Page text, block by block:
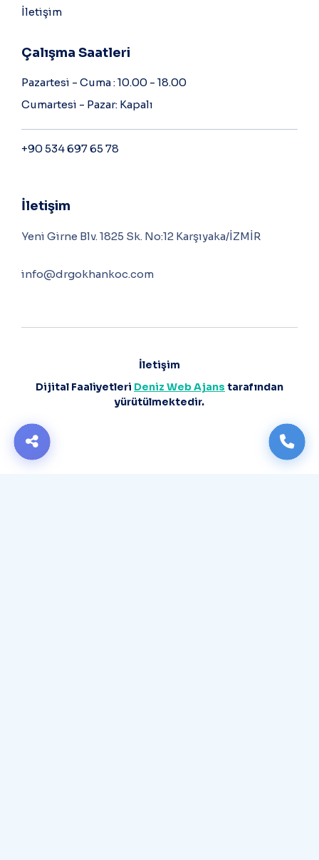
İletişim
Çalışma Saatleri
Pazartesi - Cuma : 10.00 - 18.00
Cumartesi - Pazar: Kapalı
+90 534 697 65 78
İletişim
Yeni Girne Blv. 1825 Sk. No:12 Karşıyaka/İZMİR
info@drgokhankoc.com
Dijital Faaliyetleri Deniz Web Ajans tarafından
yürütülmektedir.
İletişim